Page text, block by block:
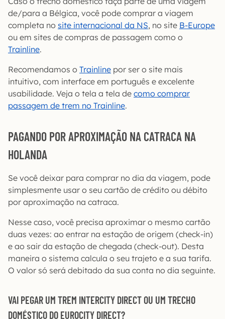
de/para a Bélgica, você pode comprar a viagem
completa no site internacional da NS, no site B-Europe
ou em sites de compras de passagem como o
Trainline.
Recomendamos o Trainline por ser o site mais
intuitivo, com interface em português e excelente
usabilidade. Veja o tela a tela de como comprar
passagem de trem no Trainline.
PAGANDO POR APROXIMAÇÃO NA CATRACA NA
HOLANDA
Se você deixar para comprar no dia da viagem, pode
simplesmente usar o seu cartão de crédito ou débito
por aproximação na catraca.
Nesse caso, você precisa aproximar o mesmo cartão
duas vezes: ao entrar na estação de origem (check-in)
e ao sair da estação de chegada (check-out). Desta
maneira o sistema calcula o seu trajeto e a sua tarifa.
O valor só será debitado da sua conta no dia seguinte.
VAI PEGAR UM TREM INTERCITY DIRECT OU UM TRECHO
DOMÉSTICO DO EUROCITY DIRECT?